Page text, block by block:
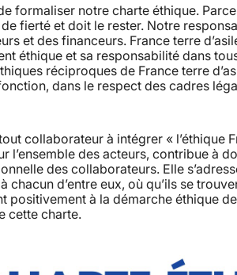
formaliser notre charte éthique.
fierté et doit le rester. Notre
et des financeurs. France terre
éthique et sa responsabilité dans
réciproques de France terre
dans le respect des cadres
collaborateur à intégrer « l’éthique
des acteurs, contribue à
des collaborateurs. Elle
d’entre eux, où qu’ils se
à la démarche éthique
cette charte.